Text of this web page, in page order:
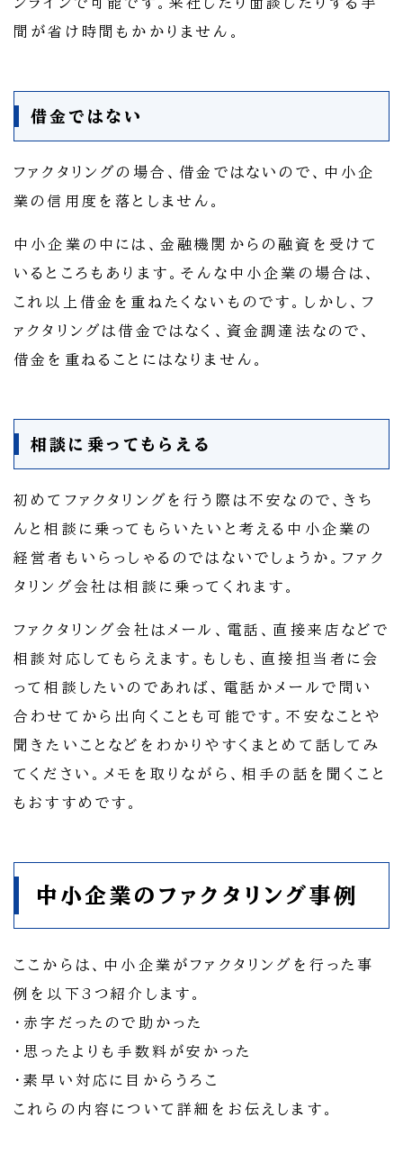
ンラインで可能です。来社したり面談したりする手
間が省け時間もかかりません。
借金ではない
ファクタリングの場合、借金ではないので、中小企
業の信用度を落としません。
中小企業の中には、金融機関からの融資を受けて
いるところもあります。そんな中小企業の場合は、
これ以上借金を重ねたくないものです。しかし、フ
ァクタリングは借金ではなく、資金調達法なので、
借金を重ねることにはなりません。
相談に乗ってもらえる
初めてファクタリングを行う際は不安なので、きち
んと相談に乗ってもらいたいと考える中小企業の
経営者もいらっしゃるのではないでしょうか。ファク
タリング会社は相談に乗ってくれます。
ファクタリング会社はメール、電話、直接来店などで
相談対応してもらえます。もしも、直接担当者に会
って相談したいのであれば、電話かメールで問い
合わせてから出向くことも可能です。不安なことや
聞きたいことなどをわかりやすくまとめて話してみ
てください。メモを取りながら、相手の話を聞くこと
もおすすめです。
中小企業のファクタリング事例
ここからは、中小企業がファクタリングを行った事
例を以下3つ紹介します。
・赤字だったので助かった
・思ったよりも手数料が安かった
・素早い対応に目からうろこ
これらの内容について詳細をお伝えします。